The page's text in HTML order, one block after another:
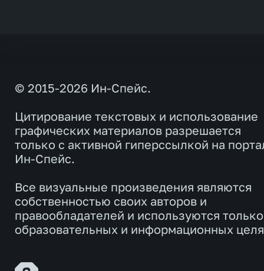
© 2015-2026 Ин-Спейс.
Цитирование текстовых и использование
графических материалов разрешается
только с активной гиперссылкой на
Ин-Спейс.
Все визуальные произведения являются
собственностью своих авторов и
правообладателей и используются
образовательных и информационных